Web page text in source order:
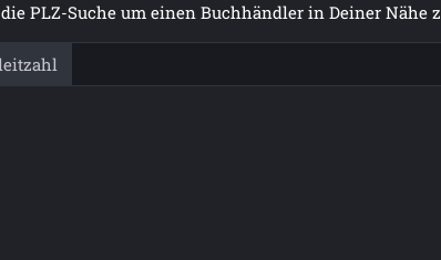
PLZ-Suche um einen Buchhändler in Deiner Nähe